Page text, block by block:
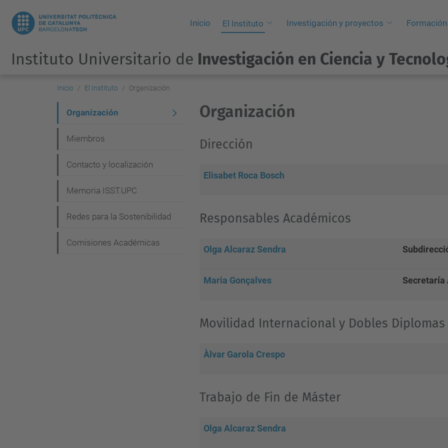
Inicio El Instituto Investigación y proyectos Formación
Instituto Universitario de Investigación en Ciencia y
Inicio El Instituto Organización
Organización
Dirección
Elisabet Roca Bosch
Responsables Académicos
Olga Alcaraz Sendra
Maria Gonçalves Secretaría
Movilidad Internacional y Dobles Diplomas
Àlvar Garola Crespo
Trabajo de Fin de Máster
Olga Alcaraz Sendra
a
v
g
a
i
ó
Organización
Miembros
Contacto y localización
Memoria ISST.UPC
Redes para la Sostenibilidad
Comisiones Académicas